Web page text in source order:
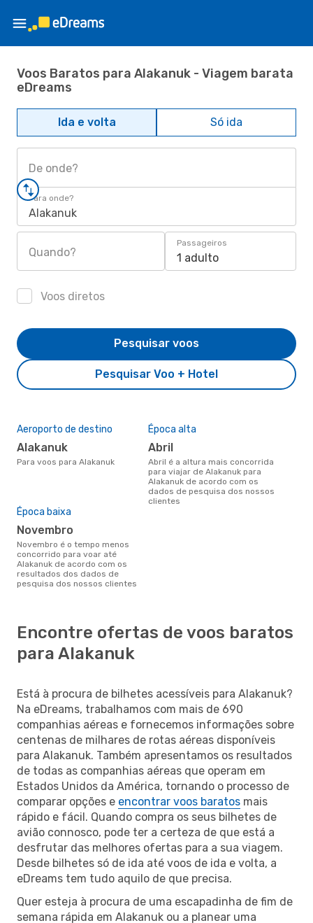
Voos Baratos para Alakanuk - Viagem barata
eDreams
Ida e volta Só ida
De onde?
Para onde?
Alakanuk
Quando?
Passageiros
1 adulto
Voos diretos
Pesquisar Voo + Hotel
Pesquisar voos
Aeroporto de destino
Alakanuk
Para voos para Alakanuk
Época alta
abril
abril é a altura mais concorrida
para viajar de Alakanuk para
Alakanuk de acordo com os
dados de pesquisa dos nossos
clientes
Época baixa
novembro
novembro é o tempo menos
concorrido para voar até
Alakanuk de acordo com os
resultados dos dados de
pesquisa dos nossos clientes
Encontre ofertas de voos baratos
para Alakanuk
Está à procura de bilhetes acessíveis para Alakanuk?
Na eDreams, trabalhamos com mais de 690
companhias aéreas e fornecemos informações sobre
centenas de milhares de rotas aéreas disponíveis
para Alakanuk. Também apresentamos os resultados
de todas as companhias aéreas que operam em
Estados Unidos da América, tornando o processo de
comparar opções e encontrar voos baratos mais
rápido e fácil. Quando compra os seus bilhetes de
avião connosco, pode ter a certeza de que está a
desfrutar das melhores ofertas para a sua viagem.
Desde bilhetes só de ida até voos de ida e volta, a
eDreams tem tudo aquilo de que precisa.
Quer esteja à procura de uma escapadinha de fim de
semana rápida em Alakanuk ou a planear uma